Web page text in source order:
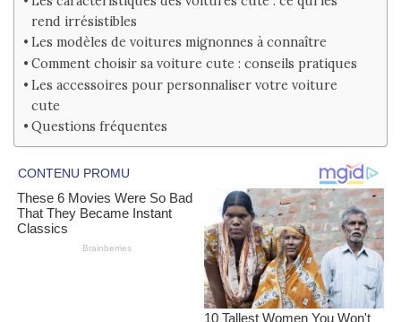
rend irrésistibles
Les modèles de voitures mignonnes à connaître
Comment choisir sa voiture cute : conseils pratiques
Les accessoires pour personnaliser votre voiture
cute
Questions fréquentes